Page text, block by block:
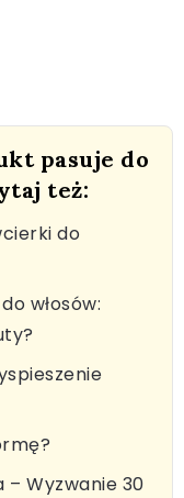
pasuje do
też:
do
włosów:
Wyzwanie 30